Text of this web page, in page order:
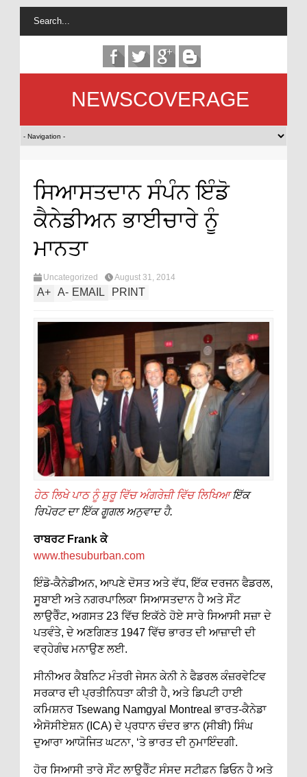
NEWSCOVERAGE
ਸਿਆਸਤਦਾਨ ਸੰਪੰਨ ਇੰਡੋ
ਕੈਨੇਡੀਅਨ ਭਾਈਚਾਰੇ ਨੂੰ
ਮਾਨਤਾ
Uncategorized August 31, 2014
A+ A- EMAIL PRINT
ਹੇਠ ਲਿਖੇ ਪਾਠ ਨੂੰ ਸ਼ੁਰੂ ਵਿੱਚ ਅੰਗਰੇਜ਼ੀ ਵਿੱਚ ਲਿਖਿਆਇੱਕ
ਰਿਪੋਰਟ ਦਾ ਇੱਕ ਗੂਗਲ ਅਨੁਵਾਦ ਹੈ.
ਰਾਬਰਟ Frank ਕੇ
www.thesuburban.com
ਇੰਡੋ-ਕੈਨੇਡੀਅਨ, ਆਪਣੇ ਦੋਸਤ ਅਤੇ ਵੱਧ, ਇੱਕ ਦਰਜਨ ਫੈਡਰਲ,
ਸੂਬਾਈ ਅਤੇ ਨਗਰਪਾਲਿਕਾ ਸਿਆਸਤਦਾਨ ਹੈ ਅਤੇ ਸੇੰਟ
ਲਾਉਰੈੰਟ, ਅਗਸਤ 23 ਵਿੱਚ ਇਕੱਠੇ ਹੋਏ ਸਾਰੇ ਸਿਆਸੀ ਸਜ਼ਾ ਦੇ
ਪਤਵੰਤੇ, ਦੇ ਅਣਗਿਣਤ 1947 ਵਿੱਚ ਭਾਰਤ ਦੀ ਆਜ਼ਾਦੀ ਦੀ
ਵਰ੍ਹੇਗੰਢ ਮਨਾਉਣ ਲਈ.
ਸੀਨੀਅਰ ਕੈਬਨਿਟ ਮੰਤਰੀ ਜੇਸਨ ਕੇਨੀ ਨੇ ਫੈਡਰਲ ਕੰਜ਼ਰਵੇਟਿਵ
ਸਰਕਾਰ ਦੀ ਪ੍ਰਤੀਨਿਧਤਾ ਕੀਤੀ ਹੈ, ਅਤੇ ਡਿਪਟੀ ਹਾਈ
ਕਮਿਸ਼ਨਰ Tsewang Namgyal Montreal ਭਾਰਤ-ਕੈਨੇਡਾ
ਐਸੋਸੀਏਸ਼ਨ (ICA) ਦੇ ਪ੍ਰਧਾਨ ਚੰਦਰ ਭਾਨ (ਸੀਬੀ) ਸਿੰਘ
ਦੁਆਰਾ ਆਯੋਜਿਤ ਘਟਨਾ, ‘ਤੇ ਭਾਰਤ ਦੀ ਨੁਮਾਇੰਦਗੀ.
ਹੋਰ ਸਿਆਸੀ ਤਾਰੇ ਸੇੰਟ ਲਾਉਰੈੰਟ ਸੰਸਦ ਸਟੀਫ਼ਨ ਡਿਓਨ ਹੈ ਅਤੇ